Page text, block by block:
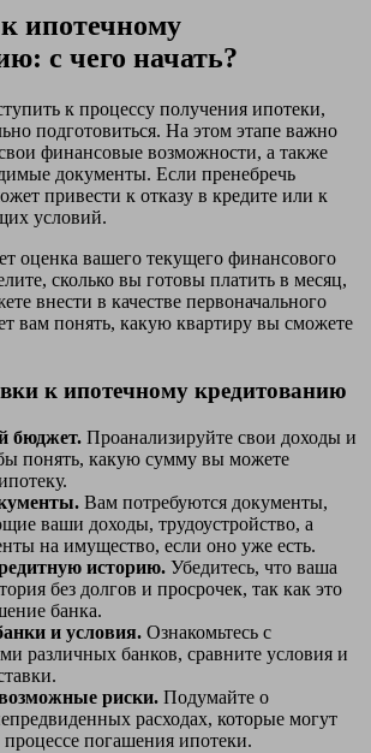
ипотечному
с чего начать?
к процессу получения ипотеки,
подготовиться. На этом этапе важно
финансовые возможности, а также
документы. Если пренебречь
привести к отказу в кредите или к
условий.
оценка вашего текущего финансового
сколько вы готовы платить в месяц,
внести в качестве первоначального
вам понять, какую квартиру вы сможете
к ипотечному кредитованию
бюджет. Проанализируйте свои доходы и
понять, какую сумму вы можете
Вам потребуются документы,
ваши доходы, трудоустройство, а
на имущество, если оно уже есть.
историю. Убедитесь, что ваша
без долгов и просрочек, так как это
банка.
и условия. Ознакомьтесь с
различных банков, сравните условия и
риски. Подумайте о
расходах, которые могут
процессе погашения ипотеки.